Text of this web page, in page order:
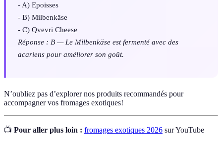
- A) Epoisses
- B) Milbenkäse
- C) Qvevri Cheese
Réponse : B — Le Milbenkäse est fermenté avec des
acariens pour améliorer son goût.
N’oubliez pas d’explorer nos produits recommandés pour
accompagner vos fromages exotiques!
📺 Pour aller plus loin : fromages exotiques 2026 sur YouTube